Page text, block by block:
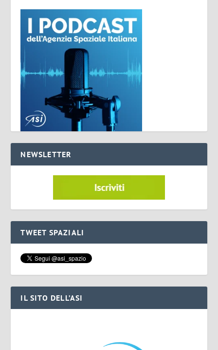
NEWSLETTER
TWEET SPAZIALI
IL SITO DELL’ASI